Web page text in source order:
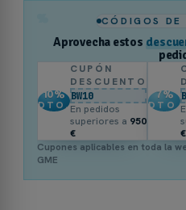
CÓDIGOS DE
Aprovecha estos
10%
DTO.
CUPÓN
DESCUENTO
BW10
En pedidos
superiores a 950
€
7%
DTO.
€
Cupones aplicables en toda la
GME